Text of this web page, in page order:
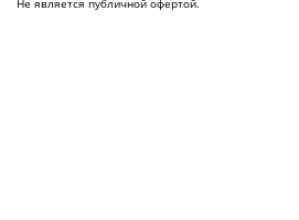
Не является публичной офертой.